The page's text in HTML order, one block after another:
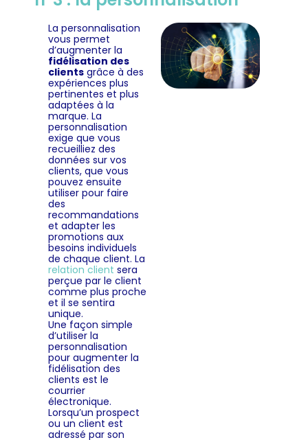
La personnalisation
vous permet
d’augmenter la
fidélisation des
clients grâce à des
expériences plus
pertinentes et plus
adaptées à la
marque. La
personnalisation
exige que vous
recueilliez des
données sur vos
clients, que vous
pouvez ensuite
utiliser pour faire
des
recommandations
et adapter les
promotions aux
besoins individuels
de chaque client. La
relation client sera
perçue par le client
comme plus proche
et il se sentira
unique.
Une façon simple
d’utiliser la
personnalisation
pour augmenter la
fidélisation des
clients est le
courrier
électronique.
Lorsqu’un prospect
ou un client est
adressé par son